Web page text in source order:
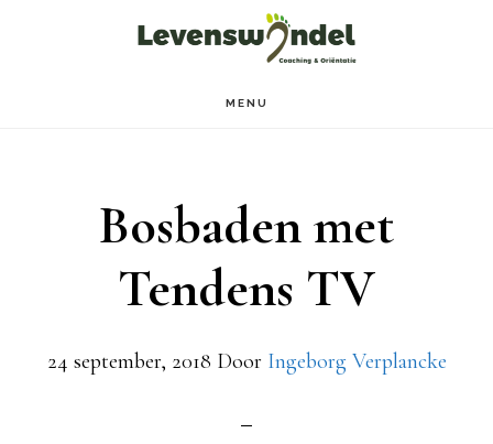
MENU
Bosbaden met
Tendens TV
24 september, 2018 Door Ingeborg Verplancke